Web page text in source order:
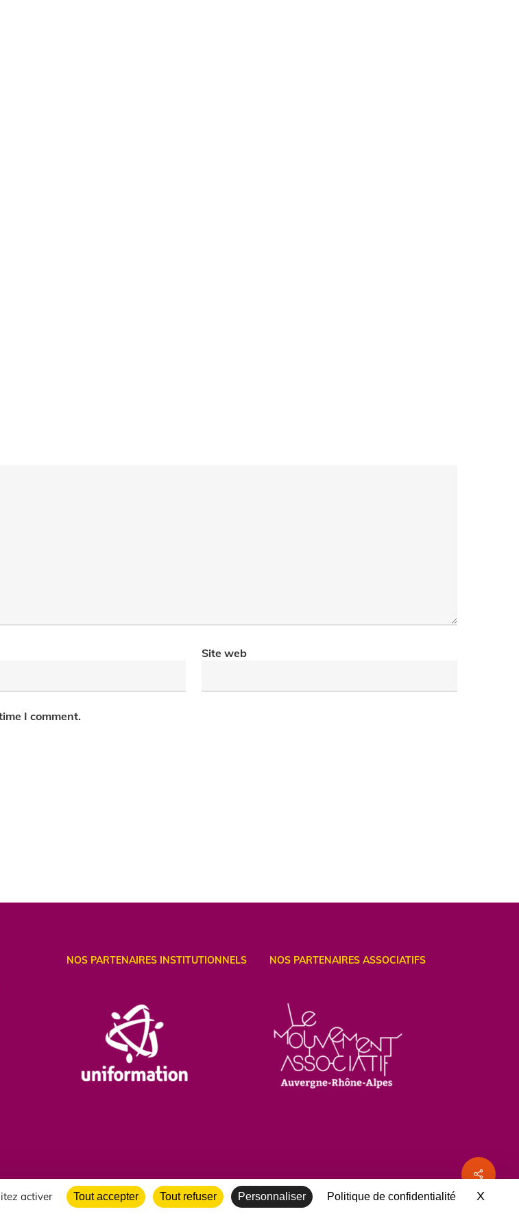
activer Tout accepter Tout refuser Personnaliser Politique de confidentialité X
Site web
I comment.
Share
NOS PARTENAIRES INSTITUTIONNELS NOS PARTENAIRES ASSOCIATIFS